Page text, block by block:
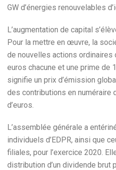
GW d’énergies renouvelables
L’augmentation de capital
Pour la mettre en œuvre, la
de nouvelles actions ordinaires
euros chacune et une prime de
signifie un prix d’émission
des contributions en numéraire
d’euros.
L’assemblée générale a
individuels d’EDPR, ainsi que
filiales, pour l’exercice 2020.
distribution d’un dividende brut